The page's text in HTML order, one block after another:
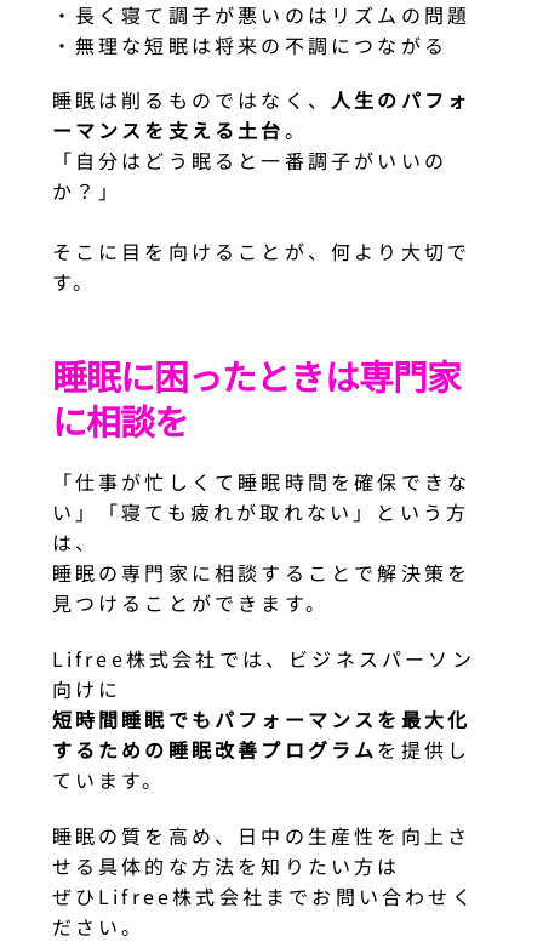
・長く寝て調子が悪いのはリズムの問題
・無理な短眠は将来の不調につながる
睡眠は削るものではなく、 人生のパフォ
ーマンスを支える土台。
「自分はどう眠ると一番調子がいいの
か？」
そこに目を向けることが、何より大切で
す。
睡眠に困ったときは専門家
に相談を
「仕事が忙しくて睡眠時間を確保できな
い」「寝ても疲れが取れない」という方
は、
睡眠の専門家に相談することで解決策を
見つけることができます。
Lifree株式会社では、ビジネスパーソン
向けに
短時間睡眠でもパフォーマンスを最大化
するための睡眠改善プログラムを提供し
ています。
睡眠の質を高め、日中の生産性を向上さ
せる具体的な方法を知りたい方は
ぜひLifree株式会社までお問い合わせく
ださい。